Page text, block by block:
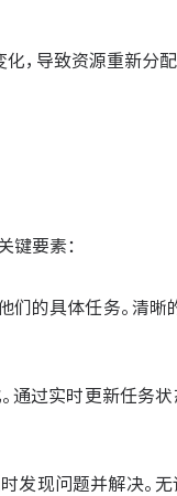
，导致资源重新分
键要素：
的具体任务。清晰
过实时更新任务状
现问题并解决。